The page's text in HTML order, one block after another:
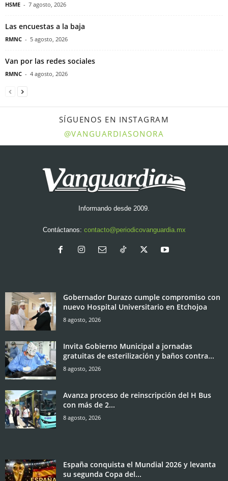
HSME - 7 agosto, 2026
Las encuestas a la baja
RMNC - 5 agosto, 2026
Van por las redes sociales
RMNC - 4 agosto, 2026
SÍGUENOS EN INSTAGRAM
@VANGUARDIASONORA
Informando desde 2009.
Contáctanos: contacto@periodicovanguardia.mx
Gobernador Durazo cumple compromiso con
nuevo Hospital Universitario en Etchojoa
8 agosto, 2026
Invita Gobierno Municipal a jornadas
gratuitas de esterilización y baños contra...
8 agosto, 2026
Avanza proceso de reinscripción del H Bus
con más de 2...
8 agosto, 2026
España conquista el Mundial 2026 y levanta
su segunda Copa del...